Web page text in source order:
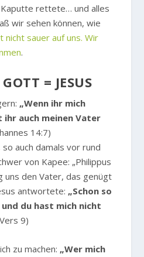
rettete… und alles
wir sehen können, wie
nicht sauer auf uns. Wir
.
= JESUS
„Wenn ihr mich
auch meinen Vater
14:7)
auch damals vor rund
von Kapee: „Philippus
uns den Vater, das genügt
antwortete: „Schon so
du hast mich nicht
9)
zu machen: „Wer mich